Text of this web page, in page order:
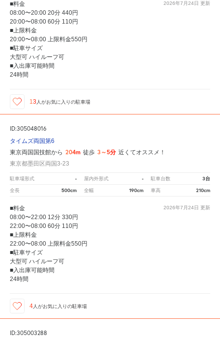
2026年7月24日 更新
■料金
08:00〜20:00 20分 440円
20:00〜08:00 60分 110円
■上限料金
20:00〜08:00 上限料金550円
■駐車サイズ
大型可 ハイルーフ可
■入出庫可能時間
24時間
13 人がお気に入りの駐車場
ID:305048016
タイムズ両国第6
東京両国国技館から 204m 徒歩 3～5分 近くてオススメ！
東京都墨田区両国3-23
駐車場形式 - 屋内外形式 - 駐車台数 3台
全長 500cm 全幅 190cm 車高 210cm
2026年7月24日 更新
■料金
08:00〜22:00 12分 330円
22:00〜08:00 60分 110円
■上限料金
22:00〜08:00 上限料金550円
■駐車サイズ
大型可 ハイルーフ可
■入出庫可能時間
24時間
4 人がお気に入りの駐車場
ID:305003288